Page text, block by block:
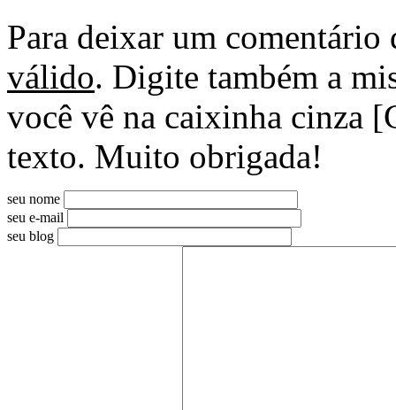
Para deixar um
válido. Digite também a
você vê na caixinha cinza
texto. Muito obrigada!
seu nome
seu e-mail
seu blog